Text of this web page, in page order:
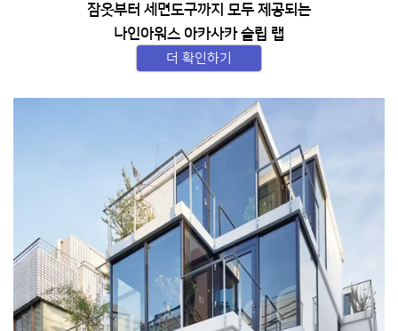
잠옷부터 세면도구까지 모두 제공되는
나인아워스 아카사카 슬립 랩
더 확인하기